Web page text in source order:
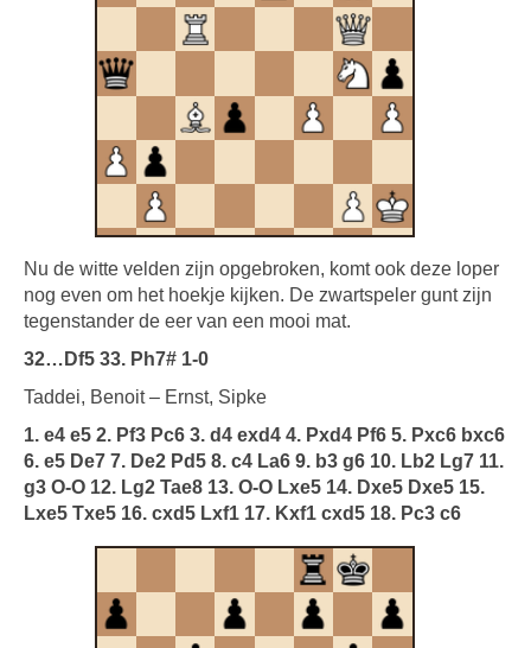
Nu de witte velden zijn opgebroken, komt ook deze loper
nog even om het hoekje kijken. De zwartspeler gunt zijn
tegenstander de eer van een mooi mat.
32…Df5 33. Ph7# 1-0
Taddei, Benoit – Ernst, Sipke
1. e4 e5 2. Pf3 Pc6 3. d4 exd4 4. Pxd4 Pf6 5. Pxc6 bxc6
6. e5 De7 7. De2 Pd5 8. c4 La6 9. b3 g6 10. Lb2 Lg7 11.
g3 O-O 12. Lg2 Tae8 13. O-O Lxe5 14. Dxe5 Dxe5 15.
Lxe5 Txe5 16. cxd5 Lxf1 17. Kxf1 cxd5 18. Pc3 c6